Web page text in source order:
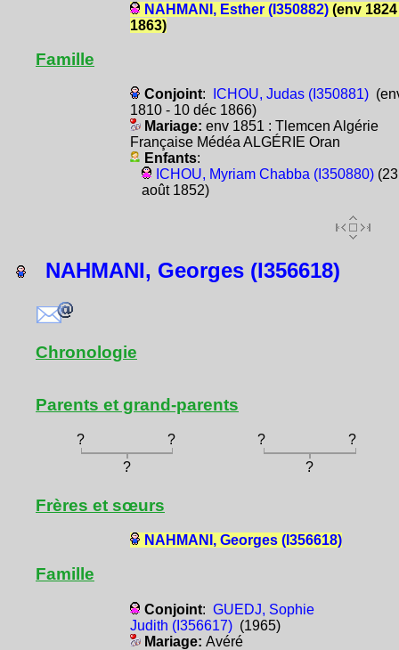
NAHMANI, Esther (I350882)(env 1824
1863)
Famille
Conjoint: ICHOU, Judas (I350881)
1810 - 10 déc 1866)
Mariage: env 1851 : Tlemcen Algérie
Française Médéa ALGÉRIE Oran
Enfants:
ICHOU, Myriam Chabba (I350880)(23
août 1852)
NAHMANI, Georges (I356618)
Chronologie
Parents et grand-parents
? ? ?
?
?
?
Frères et sœurs
NAHMANI, Georges (I356618)
Famille
Conjoint: GUEDJ, Sophie
Judith (I356617)(1965)
Mariage: Avéré